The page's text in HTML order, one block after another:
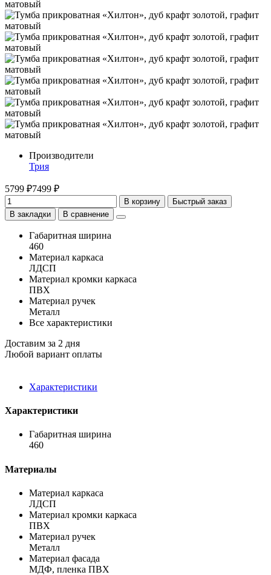
Производители
Трия
5799 ₽7499 ₽
В корзину
Быстрый заказ
В закладки
В сравнение
Габаритная ширина
460
Материал каркаса
ЛДСП
Материал кромки каркаса
ПВХ
Материал ручек
Металл
Все характеристики
Доставим за 2 дня
Любой вариант оплаты
Характеристики
Характеристики
Габаритная ширина
460
Материалы
Материал каркаса
ЛДСП
Материал кромки каркаса
ПВХ
Материал ручек
Металл
Материал фасада
МДФ, пленка ПВХ